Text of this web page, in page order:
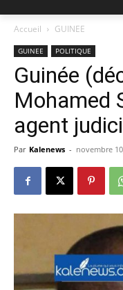
Accueil GUINEE
GUINEE POLITIQUE
Guinée
Mohamed
agent
Par Kalenews - novembre